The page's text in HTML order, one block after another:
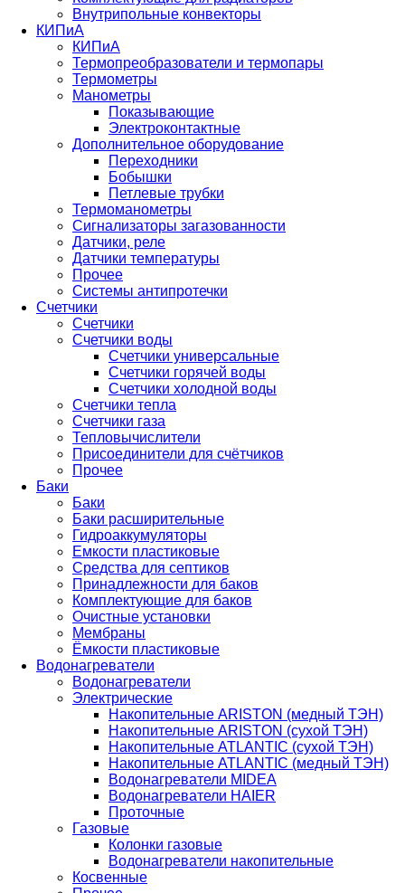
Внутрипольные конвекторы
КИПиА
КИПиА
Термопреобразователи и термопары
Термометры
Манометры
Показывающие
Электроконтактные
Дополнительное оборудование
Переходники
Бобышки
Петлевые трубки
Термоманометры
Сигнализаторы загазованности
Датчики, реле
Датчики температуры
Прочее
Системы антипротечки
Счетчики
Счетчики
Счетчики воды
Счетчики универсальные
Счетчики горячей воды
Счетчики холодной воды
Счетчики тепла
Счетчики газа
Тепловычислители
Присоединители для счётчиков
Прочее
Баки
Баки
Баки расширительные
Гидроаккумуляторы
Емкости пластиковые
Средства для септиков
Принадлежности для баков
Комплектующие для баков
Очистные установки
Мембраны
Ёмкости пластиковые
Водонагреватели
Водонагреватели
Электрические
Накопительные ARISTON (медный ТЭН)
Накопительные ARISTON (сухой ТЭН)
Накопительные ATLANTIC (сухой ТЭН)
Накопительные ATLANTIC (медный ТЭН)
Водонагреватели MIDEA
Водонагреватели HAIER
Проточные
Газовые
Колонки газовые
Водонагреватели накопительные
Косвенные